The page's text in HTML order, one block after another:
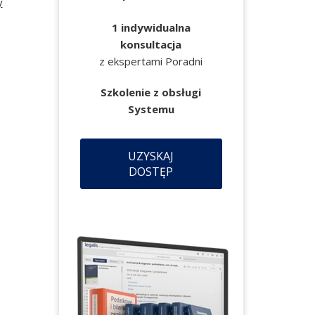
1 indywidualna
konsultacja
z ekspertami Poradni
Szkolenie z obsługi
Systemu
UZYSKAJ
DOSTĘP